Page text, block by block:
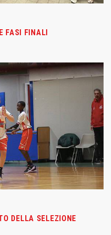
FASI FINALI
DELLA SELEZIONE